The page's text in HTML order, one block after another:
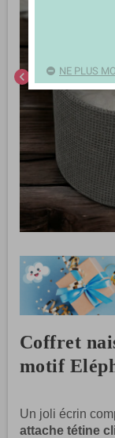
chevron_left
Coffret
motif
Un joli écrin
attache tétine
NE PLUS